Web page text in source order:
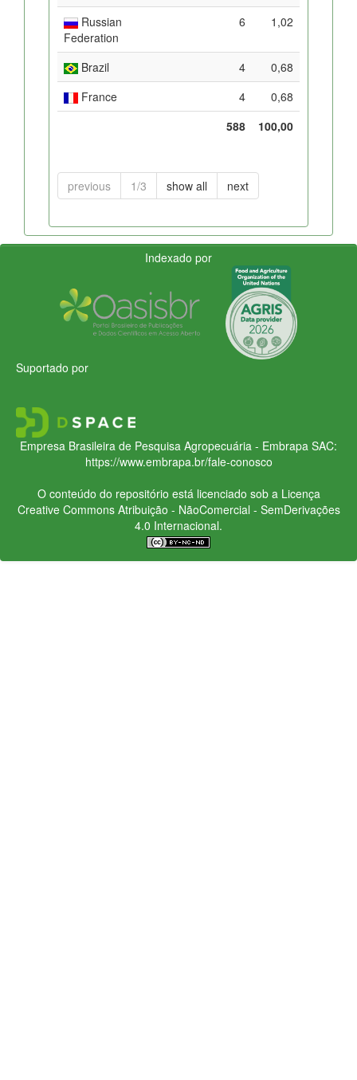
Russian
Federation
6 1,02
Brazil 4
0,68
France
4
0,68
588
100,00
previous 1/3 show all next
Indexado por
Suportado por
Empresa Brasileira de Pesquisa Agropecuária - Embrapa SAC:
https://www.embrapa.br/fale-conosco
O conteúdo do repositório está licenciado sob a Licença
Creative CommonsAtribuição - NãoComercial - SemDerivações
4.0 Internacional.